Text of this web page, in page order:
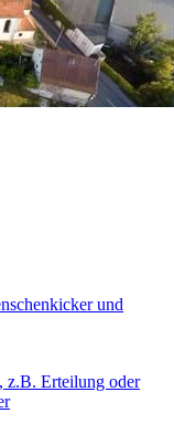
und
z.B. Erteilung oder